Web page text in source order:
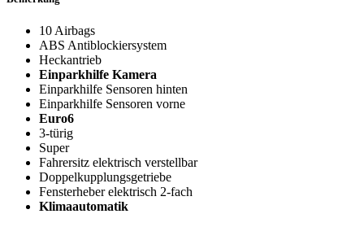
10 Airbags
ABS Antiblockiersystem
Heckantrieb
Einparkhilfe Kamera
Einparkhilfe Sensoren hinten
Einparkhilfe Sensoren vorne
Euro6
3-türig
Super
Fahrersitz elektrisch verstellbar
Doppelkupplungsgetriebe
Fensterheber elektrisch 2-fach
Klimaautomatik